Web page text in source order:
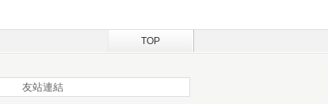
TOP
友站連結